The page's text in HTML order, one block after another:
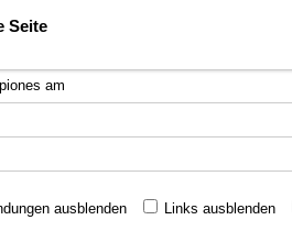
Seite
ausblenden Links ausblenden